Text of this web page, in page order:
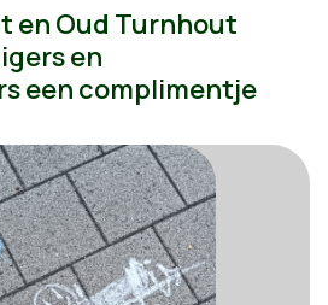
en Oud Turnhout
en
een complimentje